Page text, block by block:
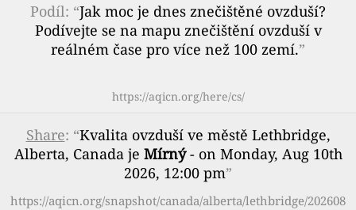
Podíl: “Jak moc je dnes znečištěné ovzduší?
Podívejte se na mapu znečištění ovzduší v
reálném čase pro více než 100 zemí.”
https://aqicn.org/here/cs/
Share: “Kvalita ovzduší ve městě Lethbridge,
Alberta, Canada je Mírný- on Monday, Aug 10th
2026, 12:00 pm”
https://aqicn.org/snapshot/canada/alberta/lethbridge/202608